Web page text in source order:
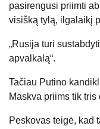
pasirengusi priimti
visišką tylą, ilgalaikį
„Rusija turi
apvalkalą“.
Tačiau Putino
Maskva priims tik tris
Peskovas teigė, kad